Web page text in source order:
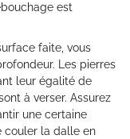
est
faite, vous
Les pierres
leur égalité de
à verser. Assurez
une certaine
couler la dalle en